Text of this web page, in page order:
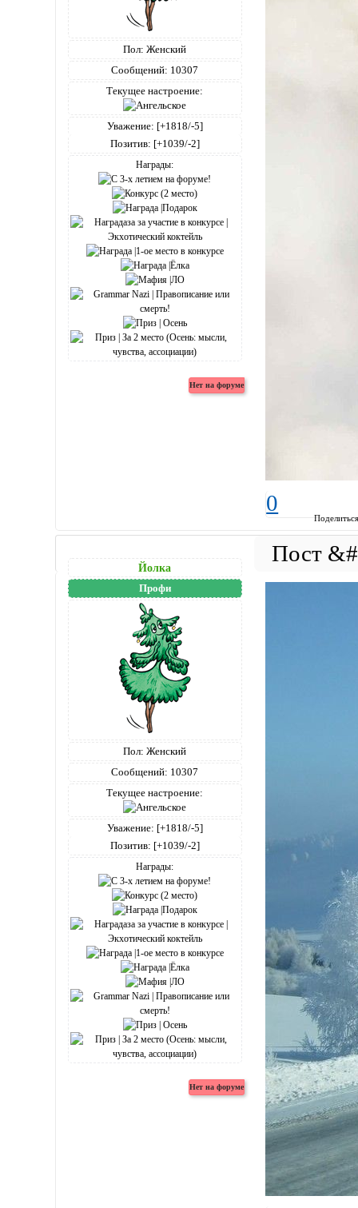
Пол: Женский
Сообщений: 10307
Текущее настроение:
Уважение: [+1818/-5]
Позитив: [+1039/-2]
Награды:
0
Йолка
Профи
Пол: Женский
Сообщений: 10307
Текущее настроение:
Уважение: [+1818/-5]
Позитив: [+1039/-2]
Награды: